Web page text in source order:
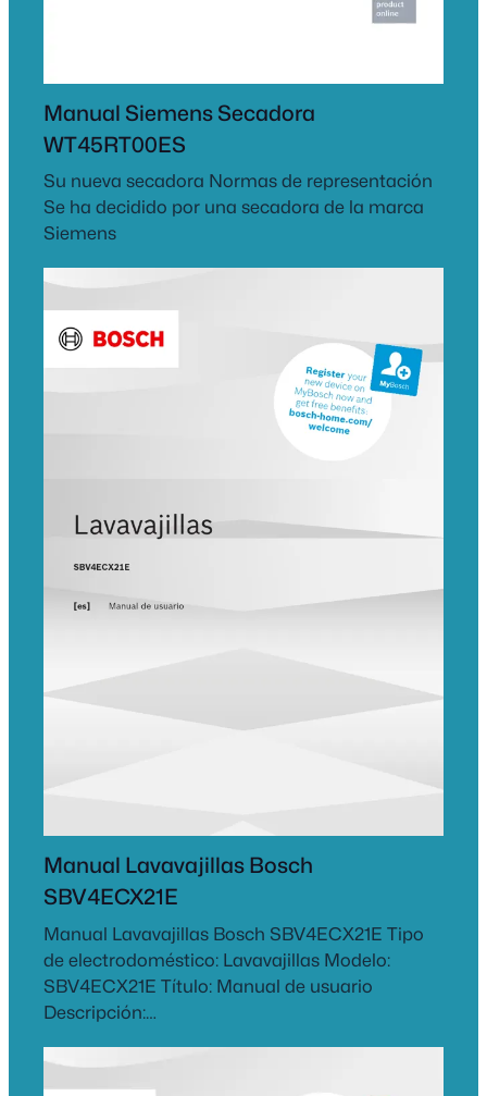
Manual Siemens Secadora
WT45RT00ES
Su nueva secadora Normas de representación
Se ha decidido por una secadora de la marca
Siemens
Manual Lavavajillas Bosch
SBV4ECX21E
Manual Lavavajillas Bosch SBV4ECX21E Tipo
de electrodoméstico: Lavavajillas Modelo:
SBV4ECX21E Título: Manual de usuario
Descripción:…